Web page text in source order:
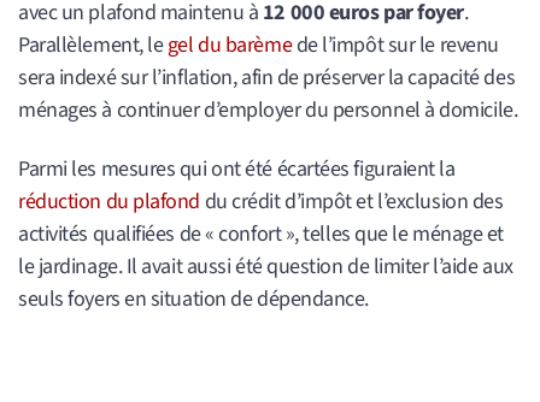
avec un plafond maintenu à 12 000 euros par foyer.
Parallèlement, legel du barèmede l’impôt sur le revenu
sera indexé sur l’inflation, afin de préserver la capacité des
ménages à continuer d’employer du personnel à domicile.
Parmi les mesures qui ont été écartées figuraient la
réduction du plafond du crédit d’impôt et l’exclusion des
activités qualifiées de « confort », telles que le ménage et
le jardinage. Il avait aussi été question de limiter l’aide aux
seuls foyers en situation de dépendance.